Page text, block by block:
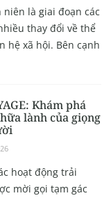
là giai đoạn các
thay đổi về thể
hệ xã hội. Bên cạnh
Khám phá
lành của giọng
hoạt động trải
mời gọi tạm gác